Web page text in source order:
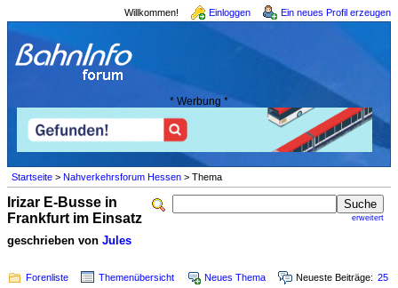
Willkommen! Einloggen Ein neues Profil erzeugen
* Werbung *
Startseite > Nahverkehrsforum Hessen > Thema
erweitert
Irizar E-Busse in
Frankfurt im Einsatz
geschrieben von Jules
Forenliste Themenübersicht Neues Thema Neueste Beiträge: 25